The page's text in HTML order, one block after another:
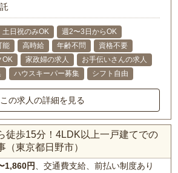
土日祝のみOK
週2〜3日からOK
能 高時給 年齢不問
資格不要
OK 家政婦の求人
お手伝いさんの求人
ハウスキーパー募集 シフト自由
この求人の詳細を見る
徒歩15分！4LDK以上一戸建てでの
（東京都日野市）
1,860円、交通費支給、前払い制度あり